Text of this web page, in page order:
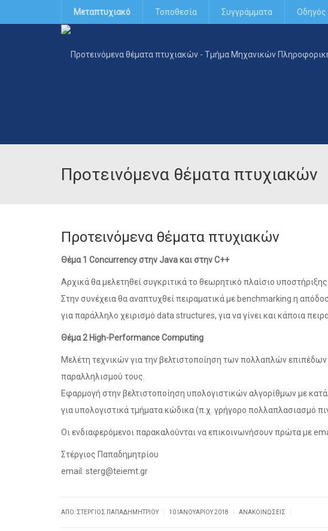
Μεταπτυχιακό Τοποθεσία Συγγράμματα
Προτεινόμενα θέματα πτυχιακών
Προτεινόμενα θέματα πτυχιακών
Θέμα 1 Concurrency στην Java και στην C++
Αρχικά θα μελετηθεί συγκριτικά το θεωρητικό πλαίσιο
Στην συνέχεια θα αναπτυχθεί πειραματικά με benchmarking η
για παράλληλο χειρισμό data structures, για να γίνει και κάποια
Θέμα 2 High-Performance Computing
Μελέτη τεχνικών για την βελτιστοποίηση των πολλαπλών
παραλληλισμού τους.
Εφαρμογή στην βελτιστοποίηση υπολογιστικών αλγορίθμων με
για υπολογιστικά τμήματα κώδικα (π.χ. γρήγορο πολλαπλασιασμό
Οι ενδιαφερόμενοι παρακαλούνται να επικοινωνήσουν πρώτα με
Στέργιος Παπαδημητρίου
email: sterg@teiemt.gr
ΑΠΌ: ΣΤΈΡΓΙΟΣ ΠΑΠΑΔΗΜΗΤΡΊΟΥ 10 ΙΑΝΟΥΑΡΊΟΥ 2018 ΑΝΑΚΟΙΝΏΣΕΙΣ